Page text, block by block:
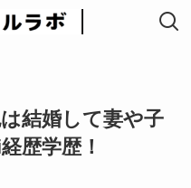
は結婚して妻や子
歴学歴！